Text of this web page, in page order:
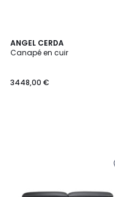
ANGEL CERDA
Canapé en cuir
3448,00 €